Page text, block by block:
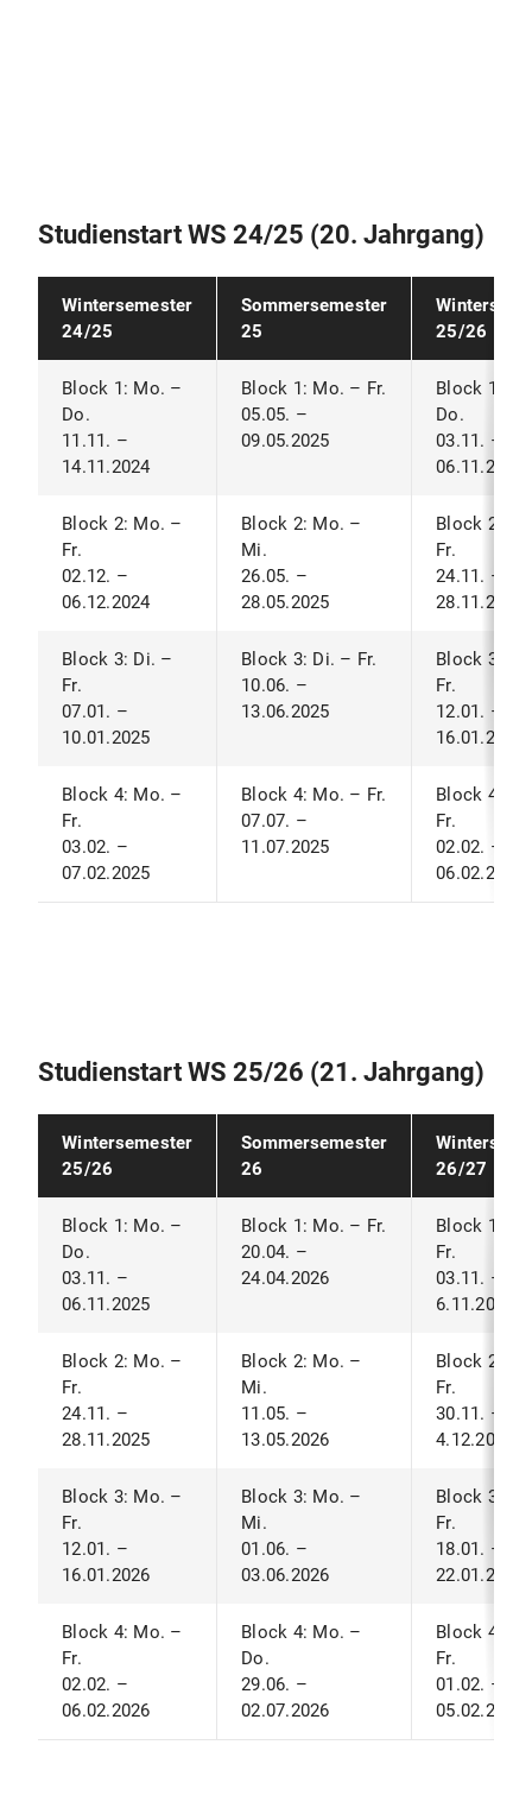
Studienstart WS 24/25 (20. Jahrgang)
Wintersemester
24/25
Sommersemester
25
25/26
Block 1: Mo. –
Do.
11.11. –
14.11.2024
Block 1: Mo. – Fr.
05.05. –
09.05.2025
Block 1:
Do.
03.11. –
06.11.2025
Block 2: Mo. –
Fr.
02.12. –
06.12.2024
Block 2: Mo. –
Mi.
26.05. –
28.05.2025
Block 2:
Fr.
24.11. –
28.11.2025
Block 3: Di. –
Fr.
07.01. –
10.01.2025
Block 3: Di. – Fr.
10.06. –
13.06.2025
Block 3:
Fr.
12.01. –
16.01.2026
Block 4: Mo. –
Fr.
03.02. –
07.02.2025
Block 4: Mo. – Fr.
07.07. –
11.07.2025
Block 4:
Fr.
02.02. –
06.02.2026
Studienstart WS 25/26 (21. Jahrgang)
Wintersemester
25/26
Sommersemester
26
26/27
Block 1: Mo. –
Do.
03.11. –
06.11.2025
Block 1: Mo. – Fr.
20.04. –
24.04.2026
Block 1:
Fr.
03.11. –
6.11.2026
Block 2: Mo. –
Fr.
24.11. –
28.11.2025
Block 2: Mo. –
Mi.
11.05. –
13.05.2026
Block 2:
Fr.
30.11. –
4.12.2026
Block 3: Mo. –
Fr.
12.01. –
16.01.2026
Block 3: Mo. –
Mi.
01.06. –
03.06.2026
Block 3:
Fr.
18.01. –
22.01.2027
Block 4: Mo. –
Fr.
02.02. –
06.02.2026
Block 4: Mo. –
Do.
29.06. –
02.07.2026
Block 4:
Fr.
01.02. –
05.02.2027